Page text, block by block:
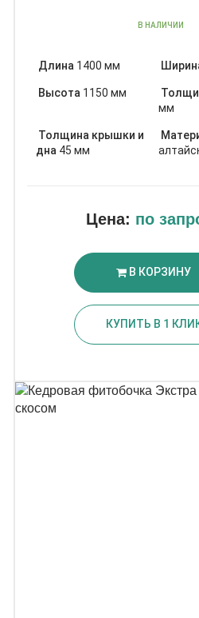
В НАЛИЧИИ
Длина 1400 мм
Высота 1150 мм
мм
Толщина крышки и
дна 45 мм
Цена: по
В КОРЗИНУ
КУПИТЬ В 1